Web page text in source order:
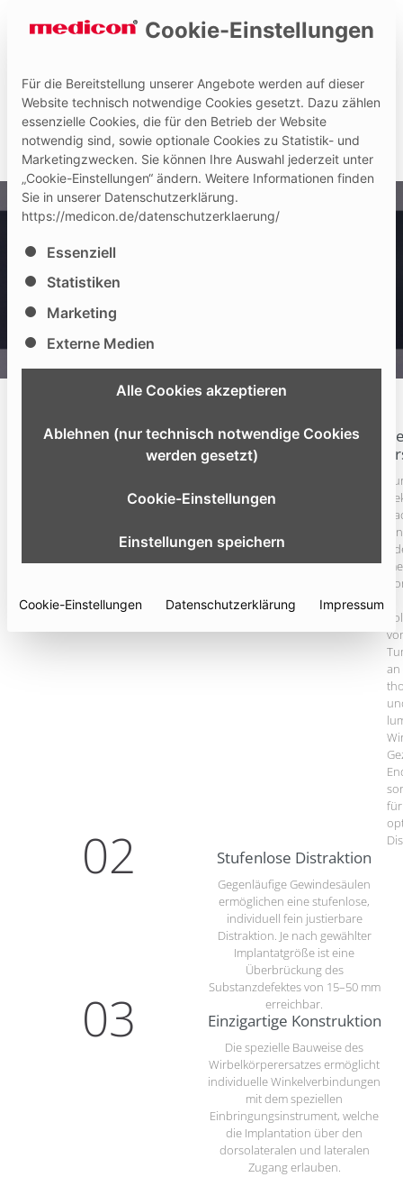
Hilfe und Kontakt Medicon Extranet
MediExpand TL
für die thorakale und lumbale Wirbelsäule
01
an
für
02 Stufenlose Distraktion
Gegenläufige Gewindesäulen
ermöglichen eine stufenlose,
individuell fein justierbare
Distraktion. Je nach gewählter
Implantatgröße ist eine
Überbrückung des
Substanzdefektes von 15–50 mm
erreichbar.
03 Einzigartige Konstruktion
Die spezielle Bauweise des
Wirbelkörperersatzes ermöglicht
individuelle Winkelverbindungen
mit dem speziellen
Einbringungsinstrument, welche
die Implantation über den
dorsolateralen und lateralen
Zugang erlauben.
Cookie-Einstellungen
Für die Bereitstellung unserer Angebote werden auf dieser
Website technisch notwendige Cookies gesetzt. Dazu zählen
essenzielle Cookies, die für den Betrieb der Website
notwendig sind, sowie optionale Cookies zu Statistik- und
Marketingzwecken. Sie können Ihre Auswahl jederzeit unter
„Cookie-Einstellungen“ ändern. Weitere Informationen finden
Sie in unserer Datenschutzerklärung.
https://medicon.de/datenschutzerklaerung/
Es folgt eine Liste der Service-Gruppen, für die eine
Essenziell
Statistiken
Marketing
Externe Medien
Alle Cookies akzeptieren
Ablehnen (nur technisch notwendige Cookies
werden gesetzt)
Cookie-Einstellungen
Einstellungen speichern
Cookie-Einstellungen Datenschutzerklärung Impressum